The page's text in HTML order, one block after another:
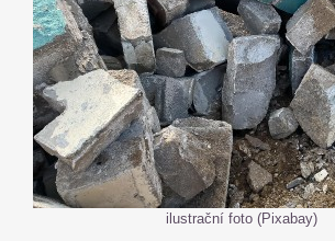
ilustrační foto (Pixabay)